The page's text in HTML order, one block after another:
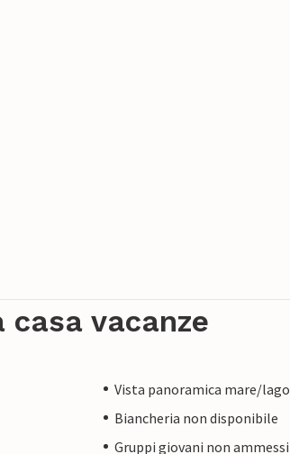
vacanze
Vista panoramica mare/lago
Biancheria non disponibile
Gruppi giovani non ammessi